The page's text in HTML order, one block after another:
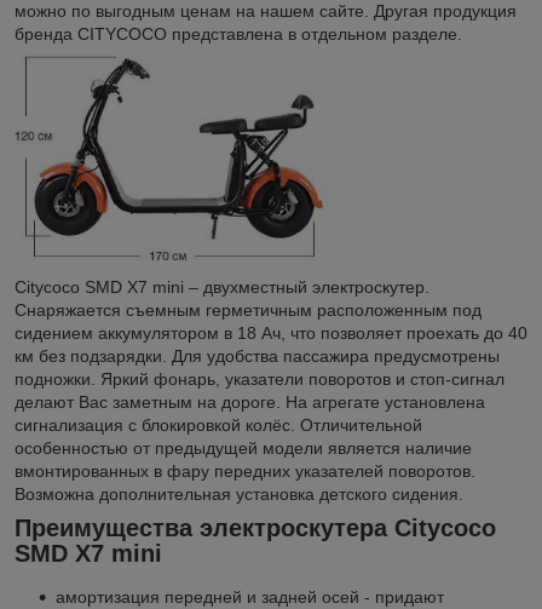
можно по выгодным ценам на нашем сайте. Другая продукция
бренда CITYCOCO представлена в отдельном разделе.
Citycoco SMD X7 mini – двухместный электроскутер.
Снаряжается съемным герметичным расположенным под
сидением аккумулятором в 18 Ач, что позволяет проехать до 40
км без подзарядки. Для удобства пассажира предусмотрены
подножки. Яркий фонарь, указатели поворотов и стоп-сигнал
делают Вас заметным на дороге. На агрегате установлена
сигнализация с блокировкой колёс. Отличительной
особенностью от предыдущей модели является наличие
вмонтированных в фару передних указателей поворотов.
Возможна дополнительная установка детского сидения.
Преимущества электроскутера Citycoco
SMD X7 mini
амортизация передней и задней осей - придают